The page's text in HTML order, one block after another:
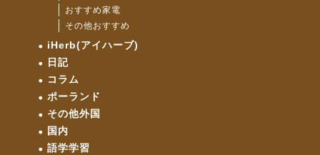
おすすめ家電
その他おすすめ
iHerb(アイハーブ)
日記
コラム
ポーランド
その他外国
国内
語学学習